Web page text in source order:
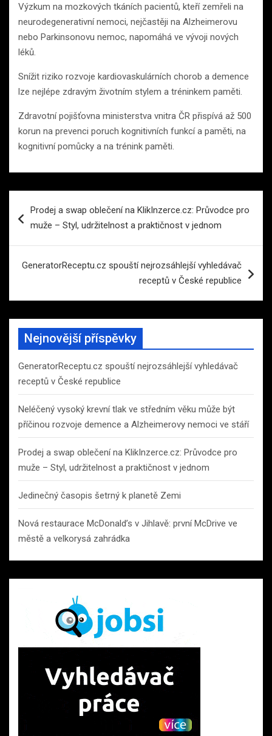
Výzkum na mozkových tkáních pacientů, kteří zemřeli na
neurodegenerativní nemoci, nejčastěji na Alzheimerovu
nebo Parkinsonovu nemoc, napomáhá ve vývoji nových
léků.
Snížit riziko rozvoje kardiovaskulárních chorob a demence
lze nejlépe zdravým životním stylem a tréninkem paměti.
Zdravotní pojišťovna ministerstva vnitra ČR přispívá až 500
korun na prevenci poruch kognitivních funkcí a paměti, na
kognitivní pomůcky a na trénink paměti.
proProdej a swap oblečení na KlikInzerce.cz: Průvodce pro
muže – Styl, udržitelnost a praktičnost v jednom
GeneratorReceptu.cz spouští nejrozsáhlejší vyhledávač
receptů v České republice
Nejnovější příspěvky
GeneratorReceptu.cz spouští nejrozsáhlejší vyhledávač
receptů v České republice
Neléčený vysoký krevní tlak ve středním věku může být
příčinou rozvoje demence a Alzheimerovy nemoci ve stáří
Prodej a swap oblečení na KlikInzerce.cz: Průvodce pro
muže – Styl, udržitelnost a praktičnost v jednom
Jedinečný časopis šetrný k planetě Zemi
Nová restaurace McDonald’s v Jihlavě: první McDrive ve
městě a velkorysá zahrádka